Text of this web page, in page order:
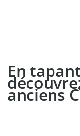
En
anciens